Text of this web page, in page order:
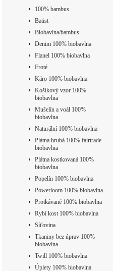
100% bambus
Batist
Biobavlna/bambus
Denim 100% biobavlna
Flanel 100% biobavlna
Froté
Káro 100% biobavlna
Košíkový vzor 100%
biobavlna
Mušelín a voál 100%
biobavlna
Naturální 100% biobavlna
Plátna hrubá 100% fairtrade
biobavlna
Plátna kostkovaná 100%
biobavlna
Popelín 100% biobavlna
Powerloom 100% biobavlna
Protkávané 100% biobavlna
Rybí kost 100% biobavlna
Síťovina
Tkaniny bez úprav 100%
biobavlna
Twill 100% biobavlna
Úplety 100% biobavlna